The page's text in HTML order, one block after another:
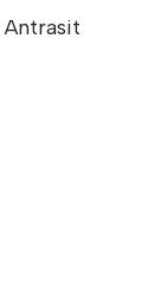
Antrasit